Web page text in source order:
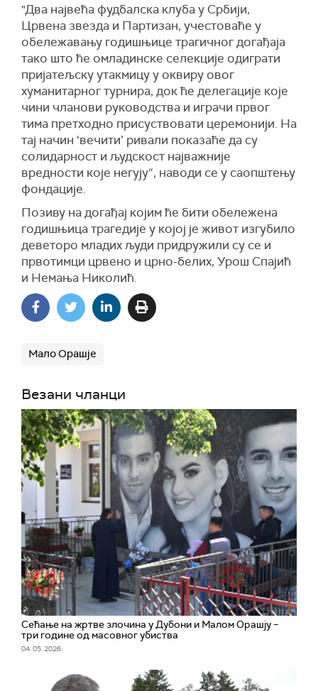
"Два највећа фудбалска клуба у Србији,
Црвена звезда и Партизан, учестоваће у
обележавању годишњице трагичног догађаја
тако што ће омладинске селекције одиграти
пријатељску утакмицу у оквиру овог
хуманитарног турнира, док ће делегације које
чини чланови руководства и играчи првог
тима претходно присуствовати церемонији. На
тај начин ‘вечити’ ривали показаће да су
солидарност и људскост најважније
вредности које негују“, наводи се у саопштењу
фондације.
Позиву на догађај којим ће бити обележена
годишњица трагедије у којој је живот изгубило
деветоро младих људи придружили су се и
првотимци црвено и црно-белих, Урош Спајић
и Немања Николић.
Мало Орашје
Везани чланци
Сећање на жртве злочина у Дубони и Малом Орашју –
три године од масовног убиства
04. 05. 2026.